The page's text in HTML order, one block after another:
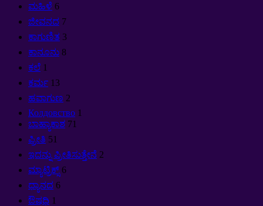
ಮಹಿಳೆ 6
ಜೀವನದ 7
ಕಾಗುಣಿತ 3
ಕಾನೂನು 8
ಕಲೆ 1
ಕರ್ಮ 13
ಹವಾಗುಣ 2
Колдовство 1
ಬಾಹ್ಯಾಕಾಶ 71
ಪ್ರೀತಿ 51
ಇದನ್ನು ಪ್ರೀತಿಸುತ್ತೇನೆ 2
ಮ್ಯಾಟ್ರಿಕ್ಸ್ 6
ಧ್ಯಾನದ 6
ಔಷಧಿ 1